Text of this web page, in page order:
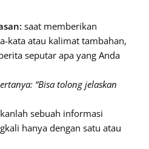
saat memberikan
kata atau kalimat tambahan,
seputar apa yang Anda
“Bisa tolong jelaskan
sebuah informasi
hanya dengan satu atau